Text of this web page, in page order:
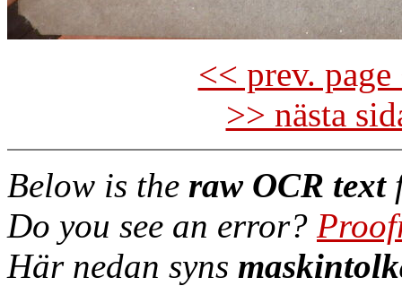
<< prev.
>> nästa
Below is the raw OCR text
Do you see an error?
Här nedan syns